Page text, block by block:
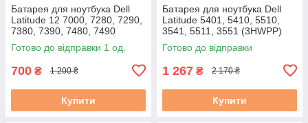
Батарея для ноутбука Dell
Latitude 12 7000, 7280, 7290,
7380, 7390, 7480, 7490
(PG74G, PGFX4 ) 51-60% бу
B-
Готово до відправки 1 од.
700 ₴ 1 200 ₴
Купити
Батарея для ноутбука Dell
Latitude 5401, 5410, 5510,
3541, 5511, 3551 (3HWPP)
15,2V !!!
Готово до відправки
1 267 ₴ 2 170 ₴
Купити